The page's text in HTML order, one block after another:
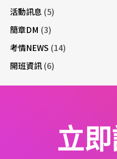
活動訊息 (5)
簡章DM (3)
考情NEWS (14)
開班資訊(6)
立